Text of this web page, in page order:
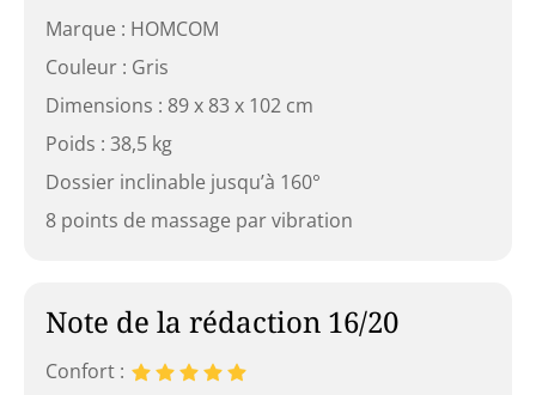
Marque : HOMCOM
Couleur : Gris
Dimensions : 89 x 83 x 102 cm
Poids : 38,5 kg
Dossier inclinable jusqu’à 160°
8 points de massage par vibration
Note de la rédaction 16/20
Confort :